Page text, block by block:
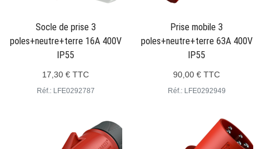
Socle de prise 3
poles+neutre+terre 16A 400V
IP55
17,30 € TTC
Réf.: LFE0292787
Prise mobile 3
poles+neutre+terre 63A 400V
IP55
90,00 € TTC
Réf.: LFE0292949